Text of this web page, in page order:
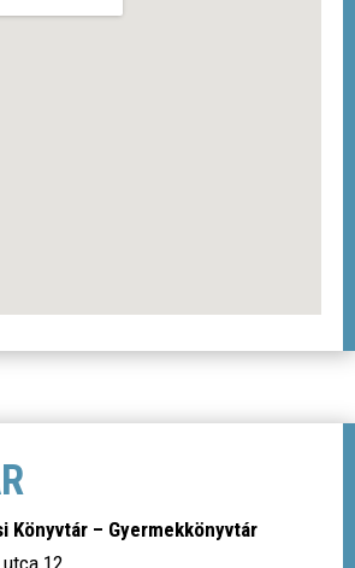
Könyvtár – Gyermekkönyvtár
12.